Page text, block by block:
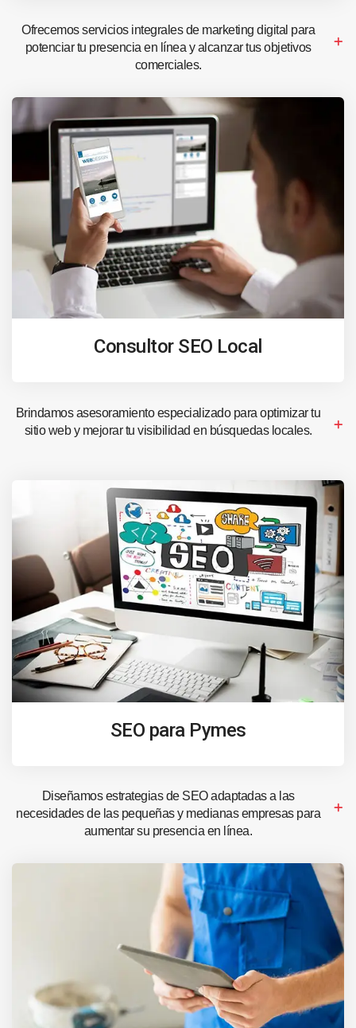
Ofrecemos servicios integrales de marketing digital para
potenciar tu presencia en línea y alcanzar tus objetivos
comerciales.
Consultor SEO Local
Brindamos asesoramiento especializado para optimizar tu
sitio web y mejorar tu visibilidad en búsquedas locales.
SEO para Pymes
Diseñamos estrategias de SEO adaptadas a las
necesidades de las pequeñas y medianas empresas para
aumentar su presencia en línea.